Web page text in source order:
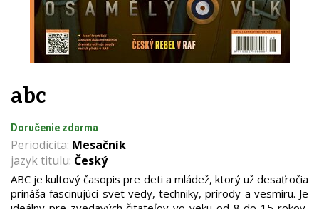
abc
Doručenie zdarma
Periodicita: Mesačník
jazyk titulu: Český
ABC je kultový časopis pre deti a mládež, ktorý už desaťročia
prináša fascinujúci svet vedy, techniky, prírody a vesmíru. Je